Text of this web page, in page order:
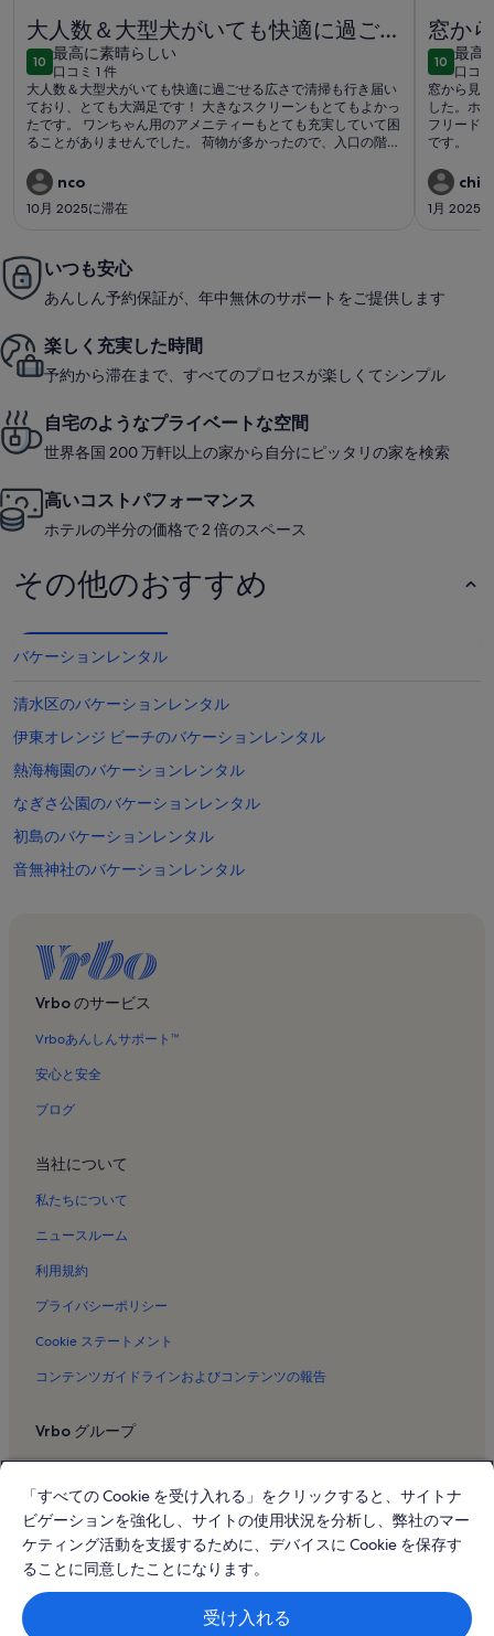
禁煙ドッグランと温泉付き貸別荘・ワンちゃんも大満足！
大人数＆大型犬がいても快適に過ごせ
る広さで清掃も行き届いており、とて
も大満足です！
1010段階中10
最高に素晴らしい
最
高
に
素
晴
ら
し
口コミ 1 件
(口
コ
ミ
1
件)
大人数＆大型犬がいても快適に過ごせる広さで清掃も行き届い
ており、とても大満足です！ 大きなスクリーンもとてもよかっ
たです。 ワンちゃん用のアメニティーもとても充実していて困
ることがありませんでした。 荷物が多かったので、入口の階段
チェックインを少し早めていただきたいと連絡したところ快諾
いただきました。本当に助かりました。ありがとうございまし
た。 またぜひ利用したいです！
nco
10月 2025に滞在
窓か
と見
1010段階
最高
最
高
に
素
晴
ら
し
口コ
(口
コ
ミ
1
件)
窓から見
した。ホ
フリード
です。
1月 2025
いつも安心
あんしん予約保証が、年中無休のサポートをご提供します
楽しく充実した時間
予約から滞在まで、すべてのプロセスが楽しくてシンプル
自宅のようなプライベートな空間
世界各国 200 万軒以上の家から自分にピッタリの家を検索
高いコストパフォーマンス
ホテルの半分の価格で 2 倍のスペース
その他のおすすめ
バケーションレンタル
清水区のバケーションレンタル
伊東オレンジ ビーチのバケーションレンタル
熱海梅園のバケーションレンタル
なぎさ公園のバケーションレンタル
初島のバケーションレンタル
音無神社のバケーションレンタル
三嶋大社のバケーションレンタル
湯前神社のバケーションレンタル
伊東市のバケーションレンタル
お宮の松 / 貫一 お宮の像のバケーションレンタル
アカオ フォレストのバケーションレンタル
宇佐美海水浴場のバケーションレンタル
月光天文台のバケーションレンタル
網代温泉のバケーションレンタル
西熱海ゴルフ コースのバケーションレンタル
川奈のバケーションレンタル
長浜海水浴場のバケーションレンタル
梅園町のバケーションレンタル
来宮神社のバケーションレンタル
Moa 美術館のバケーションレンタル
川奈海水浴場のバケーションレンタル
熱海市のバケーションレンタル
網代のバケーションレンタル
三島市のバケーションレンタル
宇佐美のバケーションレンタル
Vrbo のサービス
Vrboあんしんサポート™
安心と安全
ブログ
当社について
私たちについて
ニュースルーム
利用規約
プライバシーポリシー
Cookie ステートメント
コンテンツガイドラインおよびコンテンツの報告
Vrbo グループ
Vrbo
Abritel.fr
FeWo-direkt.de
Bookabach.co.nz
「すべての Cookie を受け入れる」をクリックすると、サイトナ
ビゲーションを強化し、サイトの使用状況を分析し、弊社のマー
ケティング活動を支援するために、デバイスに Cookie を保存す
ることに同意したことになります。
受け入れる